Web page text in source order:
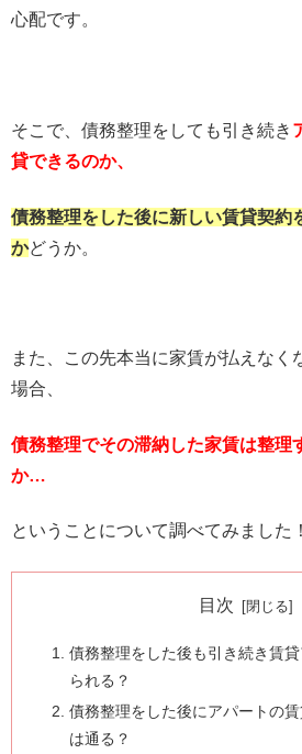
心配です。
そこで、債務整理をしても引き続き
貸できるのか、
債務整理をした後に新しい賃貸契約
かどうか。
また、この先本当に家賃が払えなく
場合、
債務整理でその滞納した家賃は整理
か…
ということについて調べてみました！
目次
債務整理をした後も引き続き賃
られる？
債務整理をした後にアパートの
は通る？